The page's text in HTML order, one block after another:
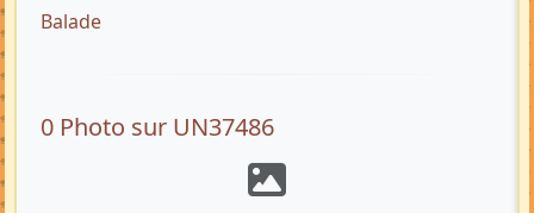
Balade
0 Photo sur UN37486